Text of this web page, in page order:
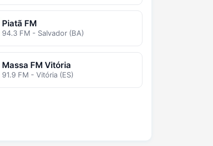
Piatã FM
94.3 FM - Salvador (BA)
Massa FM Vitória
91.9 FM - Vitória (ES)